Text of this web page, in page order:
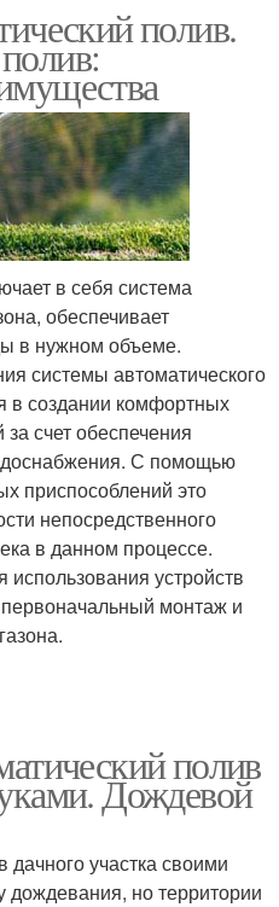
полив.
в себя система
обеспечивает
в нужном объеме.
системы автоматического
в создании комфортных
счет обеспечения
С помощью
приспособлений это
непосредственного
в данном процессе.
устройств
монтаж и
полив
Дождевой
дачного участка своими
дождевания, но территории